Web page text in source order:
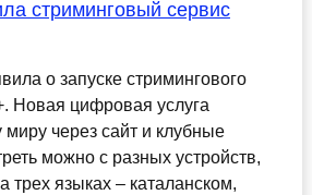
стриминговый сервис
о запуске стримингового
Новая цифровая услуга
миру через сайт и клубные
можно с разных устройств,
трех языках – каталанском,